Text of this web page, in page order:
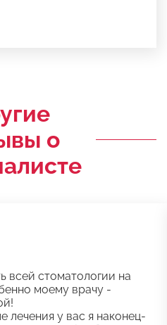
о
всей стоматологии на
моему врачу -
у вас я наконец-